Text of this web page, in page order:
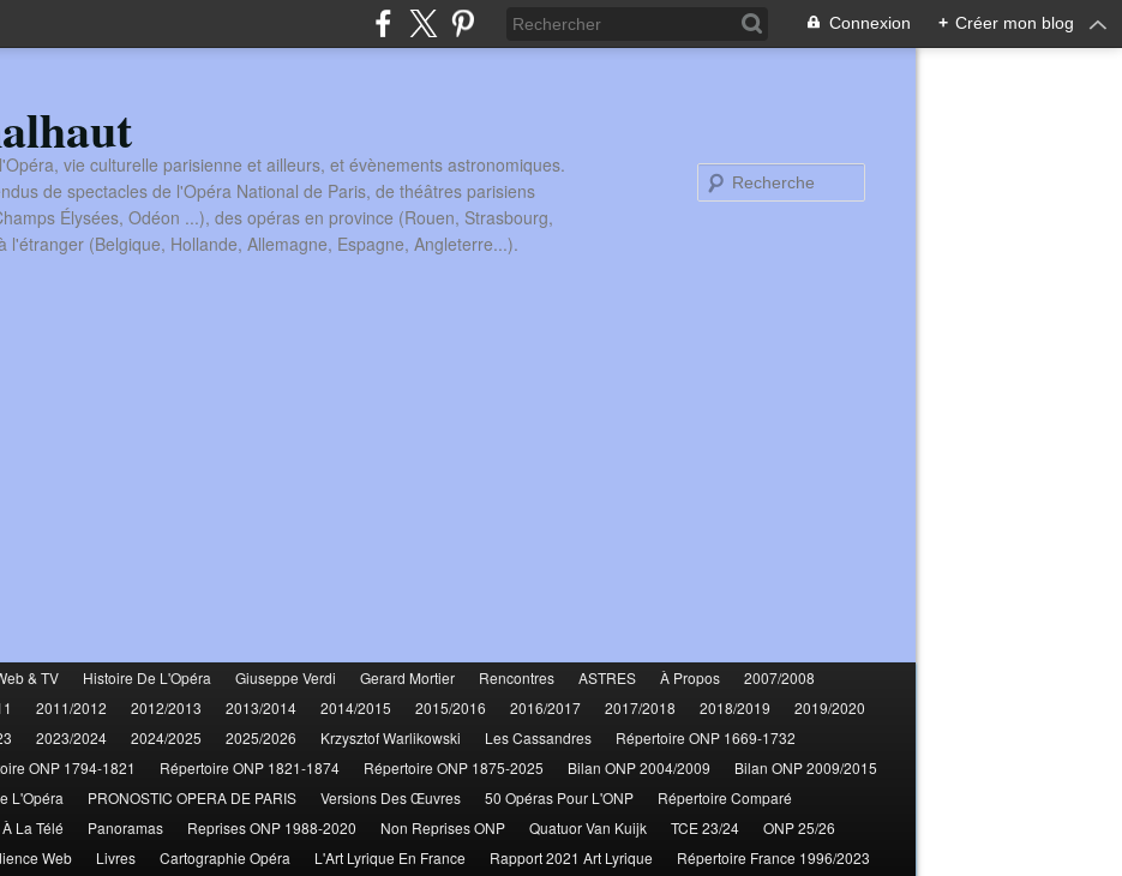
Connexion + Créer mon blog
vie culturelle parisienne et ailleurs, et évènements astronomiques.
de spectacles de l'Opéra National de Paris, de théâtres parisiens
Élysées, Odéon ...), des opéras en province (Rouen, Strasbourg,
l'étranger (Belgique, Hollande, Allemagne, Espagne, Angleterre...).
& TV Histoire De L'Opéra Giuseppe Verdi Gerard Mortier Rencontres ASTRES À Propos
2007/2008
2011/2012 2012/2013 2013/2014 2014/2015 2015/2016 2016/2017 2017/2018 2018/2019
2019/2020
2023/2024 2024/2025 2025/2026 Krzysztof Warlikowski Les Cassandres
Répertoire ONP 1669-1732
ONP 1794-1821 Répertoire ONP 1821-1874 Répertoire ONP 1875-2025 Bilan ONP 2004/2009
Bilan ONP 2009/2015
L'Opéra PRONOSTIC OPERA DE PARIS Versions Des Œuvres 50 Opéras Pour L'ONP
Répertoire Comparé
La Télé Panoramas Reprises ONP 1988-2020 Non Reprises ONP Quatuor Van Kuijk TCE 23/24
ONP 25/26
Web Livres Cartographie Opéra L'Art Lyrique En France Rapport 2021 Art Lyrique
Répertoire France 1996/2023